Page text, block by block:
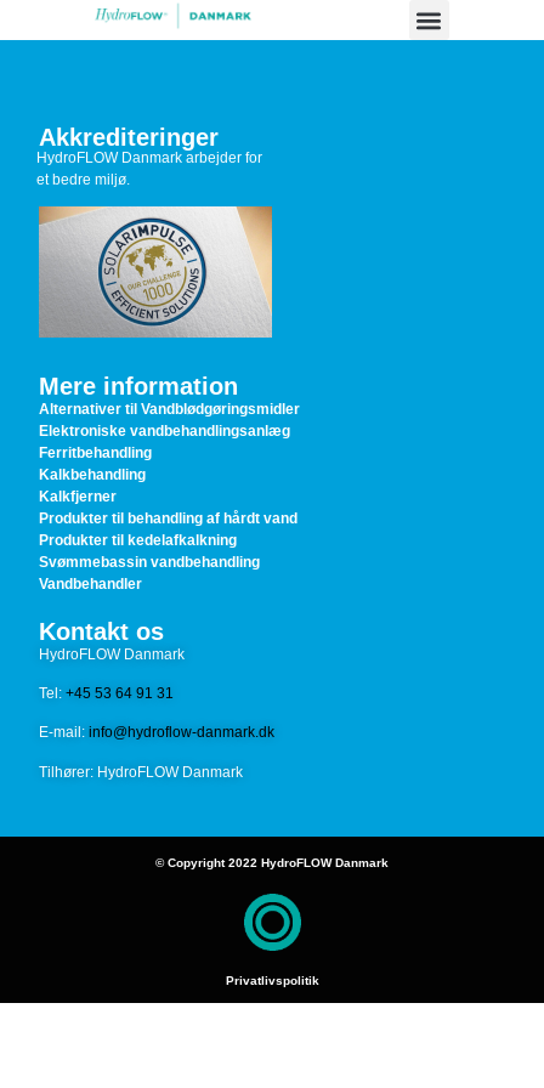
Akkrediteringer
HydroFLOW Danmark arbejder for
et bedre miljø.
Mere information
Alternativer til Vandblødgøringsmidler
Elektroniske vandbehandlingsanlæg
Ferritbehandling
Kalkbehandling
Kalkfjerner
Produkter til behandling af hårdt vand
Produkter til kedelafkalkning
Svømmebassin vandbehandling
Vandbehandler
Kontakt os
HydroFLOW Danmark
Tel:+45 53 64 91 31
E-mail:info@hydroflow-danmark.dk
Tilhører: HydroFLOW Danmark
© Copyright 2022 HydroFLOW Danmark
Privatlivspolitik